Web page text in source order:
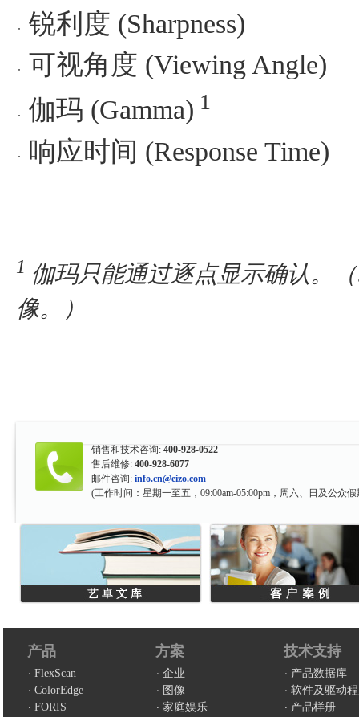
锐利度 (Sharpness)
可视角度 (Viewing Angle)
伽玛 (Gamma) 1
响应时间 (Response Time)
1 伽玛只能通过逐点显示确认。
像。）
销售和技术咨询: 400-928-0522
售后维修: 400-928-6077
邮件咨询: info.cn@eizo.com
(工作时间：星期一至五，09:00am-05:00pm，周六、日及公众
产品
FlexScan
ColorEdge
FORIS
方案
企业
图像
家庭娱乐
技术支持
产品数据库
软件及驱动
产品样册